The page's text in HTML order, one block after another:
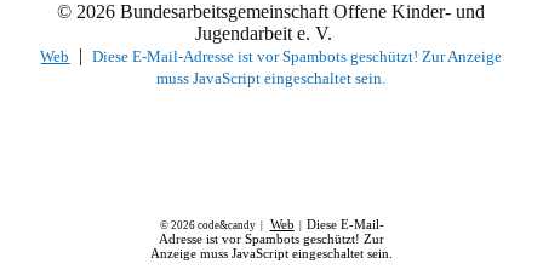
© 2026 Bundesarbeitsgemeinschaft Offene Kinder- und
Jugendarbeit e. V.
Web |Diese E-Mail-Adresse ist vor Spambots geschützt! Zur Anzeige
muss JavaScript eingeschaltet sein.
© 2026 code&candy | Web
Diese E-Mail-
Adresse ist vor Spambots geschützt! Zur
Anzeige muss JavaScript eingeschaltet sein.